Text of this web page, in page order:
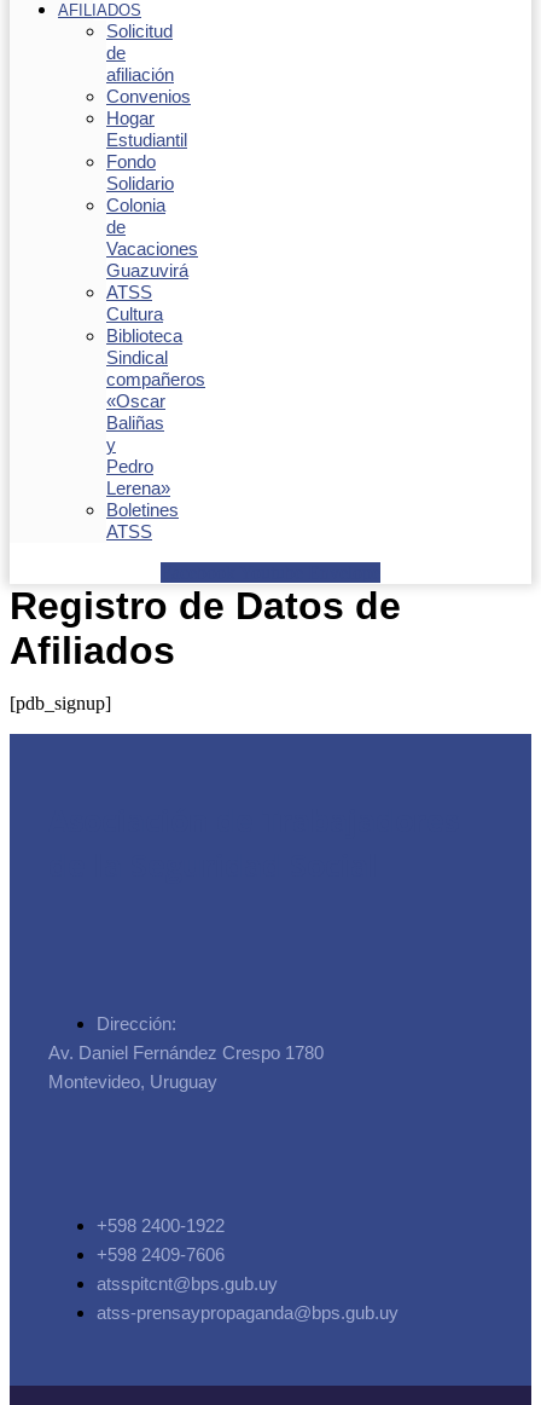
AFILIADOS
Solicitud
de
afiliación
Convenios
Hogar
Estudiantil
Fondo
Solidario
Colonia
de
Vacaciones
Guazuvirá
ATSS
Cultura
Biblioteca
Sindical
compañeros
«Oscar
Baliñas
y
Pedro
Lerena»
Boletines
ATSS
Registro de Datos de
Afiliados
[pdb_signup]
Dirección:
Av. Daniel Fernández Crespo 1780
Montevideo, Uruguay
+598 2400-1922
+598 2409-7606
atsspitcnt@bps.gub.uy
atss-prensaypropaganda@bps.gub.uy